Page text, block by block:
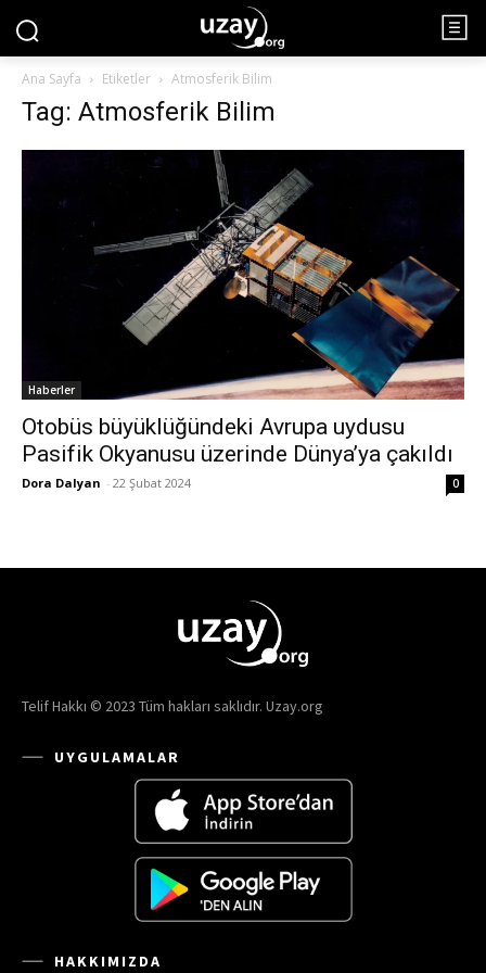
Ana Sayfa Etiketler Atmosferik Bilim
Tag: Atmosferik Bilim
Haberler
Otobüs büyüklüğündeki Avrupa uydusu
Pasifik Okyanusu üzerinde Dünya’ya çakıldı
Dora Dalyan - 22 Şubat 2024 0
Telif Hakkı © 2023 Tüm hakları saklıdır. Uzay.org
UYGULAMALAR
HAKKIMIZDA